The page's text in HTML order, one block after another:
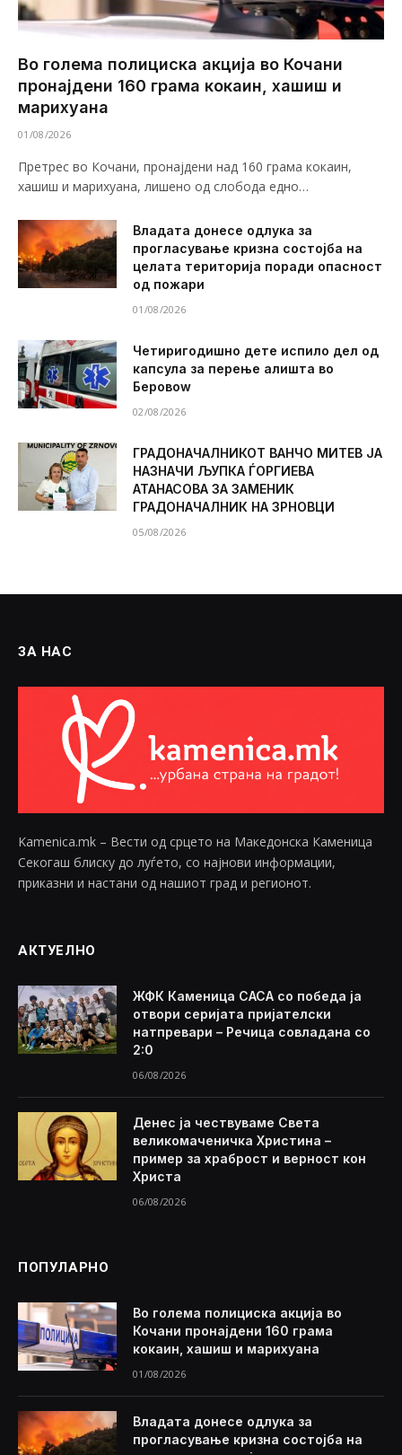
Во голема полициска акција во Кочани
пронајдени 160 грама кокаин, хашиш и
марихуана
01/08/2026
Претрес во Кочани, пронајдени над 160 грама кокаин,
хашиш и марихуана, лишено од слобода едно…
Владата донесе одлука за
прогласување кризна состојба на
целата територија поради опасност
од пожари
01/08/2026
Четиригодишно дете испило дел од
капсула за перење алишта во
Беровоw
02/08/2026
ГРАДОНАЧАЛНИКОТ ВАНЧО МИТЕВ ЈА
НАЗНАЧИ ЉУПКА ЃОРГИЕВА
АТАНАСОВА ЗА ЗАМЕНИК
ГРАДОНАЧАЛНИК НА ЗРНОВЦИ
05/08/2026
ЗА НАС
Kamenica.mk – Вести од срцето на Македонска Каменица
Секогаш блиску до луѓето, со најнови информации,
приказни и настани од нашиот град и регионот.
АКТУЕЛНО
ЖФК Каменица САСА со победа ја
отвори серијата пријателски
натпревари – Речица совладана со
2:0
06/08/2026
Денес ја чествуваме Света
великомаченичка Христина –
пример за храброст и верност кон
Христа
06/08/2026
ПОПУЛАРНО
Во голема полициска акција во
Кочани пронајдени 160 грама
кокаин, хашиш и марихуана
01/08/2026
Владата донесе одлука за
прогласување кризна состојба на